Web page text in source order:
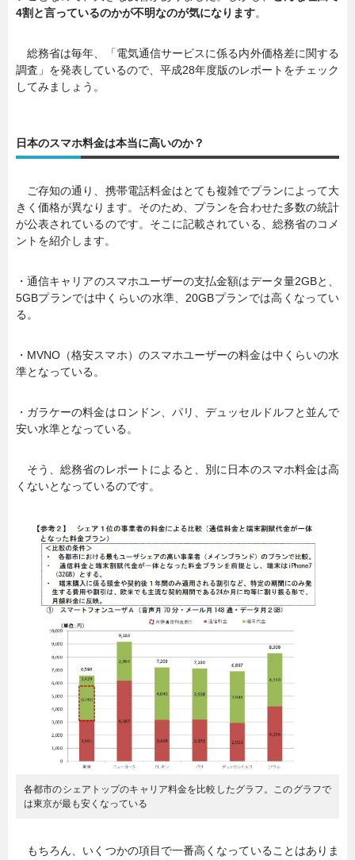
4割と言っているのかが不明なのが気になります。
総務省は毎年、「電気通信サービスに係る内外価格差に関する
調査」を発表しているので、平成28年度版のレポートをチェック
してみましょう。
日本のスマホ料金は本当に高いのか？
ご存知の通り、携帯電話料金はとても複雑でプランによって大
きく価格が異なります。そのため、プランを合わせた多数の統計
が公表されているのです。そこに記載されている、総務省のコメ
ントを紹介します。
・通信キャリアのスマホユーザーの支払金額はデータ量2GBと、
5GBプランでは中くらいの水準、20GBプランでは高くなってい
る。
・MVNO（格安スマホ）のスマホユーザーの料金は中くらいの水
準となっている。
・ガラケーの料金はロンドン、パリ、デュッセルドルフと並んで
安い水準となっている。
そう、総務省のレポートによると、別に日本のスマホ料金は高
くないとなっているのです。
各都市のシェアトップのキャリア料金を比較したグラフ。このグラフで
は東京が最も安くなっている
もちろん、いくつかの項目で一番高くなっていることはありま